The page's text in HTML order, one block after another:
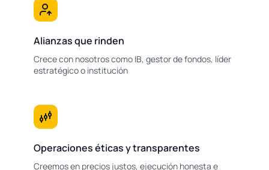
Alianzas que rinden
Crece con nosotros como IB, gestor de fondos, líder
estratégico o institución
Operaciones éticas y transparentes
Creemos en precios justos, ejecución honesta e